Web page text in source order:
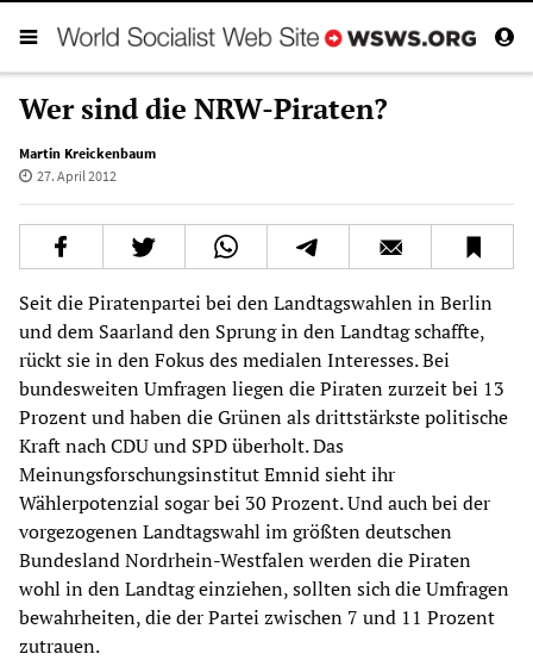
Wer sind die NRW-Piraten?
Martin Kreickenbaum
27. April 2012
Seit die Piratenpartei bei den Landtagswahlen in Berlin
und dem Saarland den Sprung in den Landtag schaffte,
rückt sie in den Fokus des medialen Interesses. Bei
bundesweiten Umfragen liegen die Piraten zurzeit bei 13
Prozent und haben die Grünen als drittstärkste politische
Kraft nach CDU und SPD überholt. Das
Meinungsforschungsinstitut Emnid sieht ihr
Wählerpotenzial sogar bei 30 Prozent. Und auch bei der
vorgezogenen Landtagswahl im größten deutschen
Bundesland Nordrhein-Westfalen werden die Piraten
wohl in den Landtag einziehen, sollten sich die Umfragen
bewahrheiten, die der Partei zwischen 7 und 11 Prozent
zutrauen.